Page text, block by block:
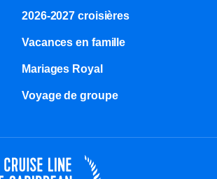
2026-2027 croisières
Vacances en famille
Mariages Royal
Voyage de groupe​